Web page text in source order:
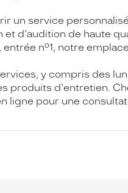
un service
d'audition de haute
n°1, notre
y compris des
produits d'entretien.
ligne pour une